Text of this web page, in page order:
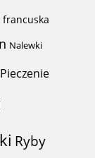
Nalewki
Pieczenie
Ryby